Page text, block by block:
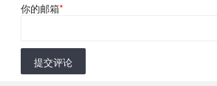
你的邮箱*
提交评论